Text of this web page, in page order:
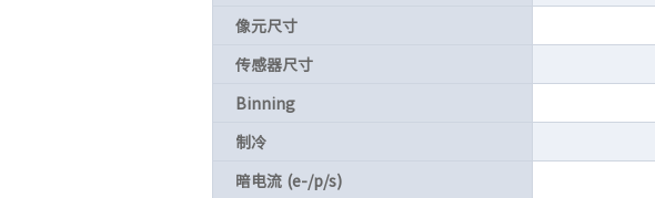
像元尺寸
传感器尺寸
Binning
制冷
暗电流 (e-/p/s)